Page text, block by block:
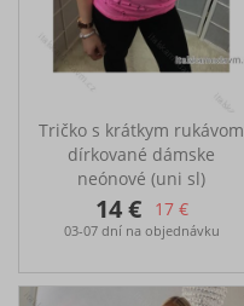
Tričko s krátkym rukávom
dírkované dámske
neónové (uni sl)
TALIANSKÁ MÓDA
IM518026
14 € 17 €
03-07 dní na objednávku